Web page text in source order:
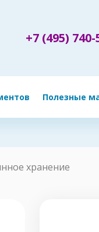
+7 (495)
Полезные
хранение